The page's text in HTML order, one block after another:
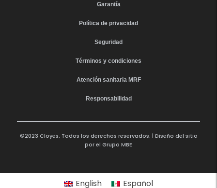
Garantía
Política de privacidad
Seguridad
Términos y condiciones
Atención sanitaria MRF
Responsabilidad
©2023 Cloyes. Todos los derechos reservados. | Diseño del sitio
por el Grupo MBE
English Español